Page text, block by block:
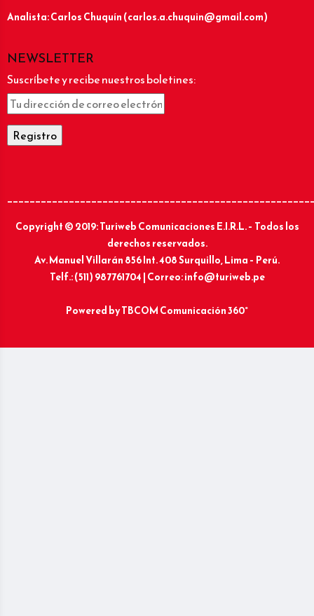
Analista: Carlos Chuquín (carlos.a.chuquin@gmail.com)
NEWSLETTER
Suscríbete y recibe nuestros boletines:
Copyright © 2019: Turiweb Comunicaciones E.I.R.L. – Todos los
derechos reservados.
Av. Manuel Villarán 856 Int. 408 Surquillo, Lima – Perú.
Telf.: (511) 987761704 | Correo: info@turiweb.pe
Powered byTBCOM Comunicación 360°